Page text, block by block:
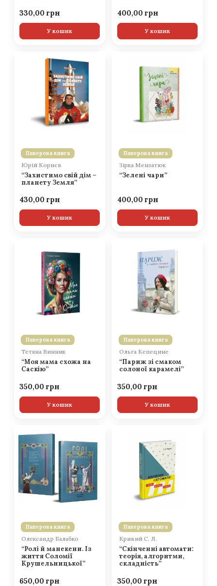
330,00
У кошик
400,00
У кошик
Паперова книга
Юрій Корнєв
“Захистимо свій дім –
планету Земля”
430,00
У кошик
Паперова книга
Зірка Мензатюк
“Зелені чари”
400,00
У кошик
Паперова книга
Тетяна Винник
“Моя мама схожа на
Саскію”
350,00
У кошик
Паперова книга
Ольга Кепецине
“Париж зі смаком
солоної карамелі”
350,00
У кошик
Паперова книга
Олександр Балабко
“Ролі й манекени. Із
життя Соломії
Крушельницької”
650,00
Паперова книга
Кривий С. Л.
“Скінченні автомати:
теорія, алгоритми,
складність”
350,00